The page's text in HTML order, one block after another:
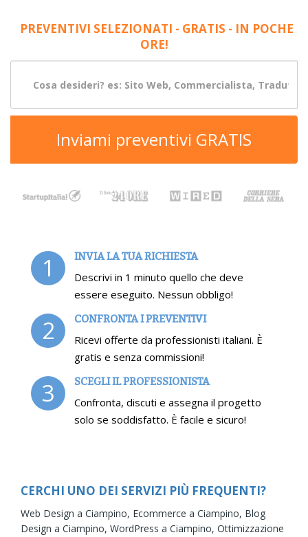
PREVENTIVI SELEZIONATI - GRATIS - IN POCHE
ORE!
Inviami preventivi GRATIS
1 INVIA LA TUA RICHIESTA
Descrivi in 1 minuto quello che deve
essere eseguito. Nessun obbligo!
2 CONFRONTA I PREVENTIVI
Ricevi offerte da professionisti italiani. È
gratis e senza commissioni!
3 SCEGLI IL PROFESSIONISTA
Confronta, discuti e assegna il progetto
solo se soddisfatto. È facile e sicuro!
CERCHI UNO DEI SERVIZI PIÙ FREQUENTI?
Web Design a Ciampino, Ecommerce a Ciampino, Blog
Design a Ciampino, WordPress a Ciampino, Ottimizzazione